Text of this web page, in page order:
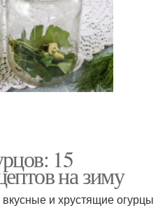
15
на зиму
и хрустящие огурцы